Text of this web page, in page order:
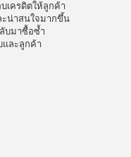
เครดิตให้ลูกค้า
ะน่าสนใจมากขึ้น
บมาซื้อซ้ำ
และลูกค้า